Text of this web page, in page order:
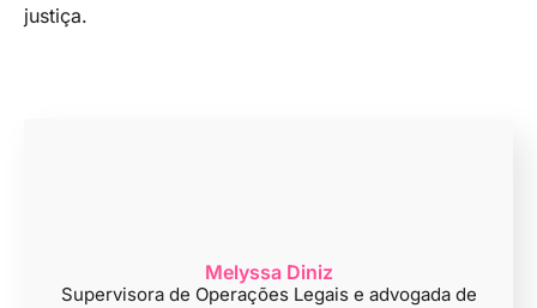
justiça.
Melyssa Diniz
Supervisora de Operações Legais e advogada de